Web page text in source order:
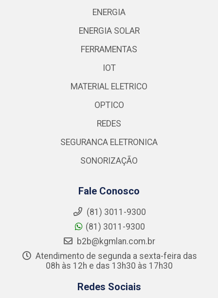
ENERGIA
ENERGIA SOLAR
FERRAMENTAS
IOT
MATERIAL ELETRICO
OPTICO
REDES
SEGURANCA ELETRONICA
SONORIZAÇÃO
Fale Conosco
(81) 3011-9300
(81) 3011-9300
b2b@kgmlan.com.br
Atendimento de segunda a sexta-feira das
08h às 12h e das 13h30 às 17h30
Redes Sociais